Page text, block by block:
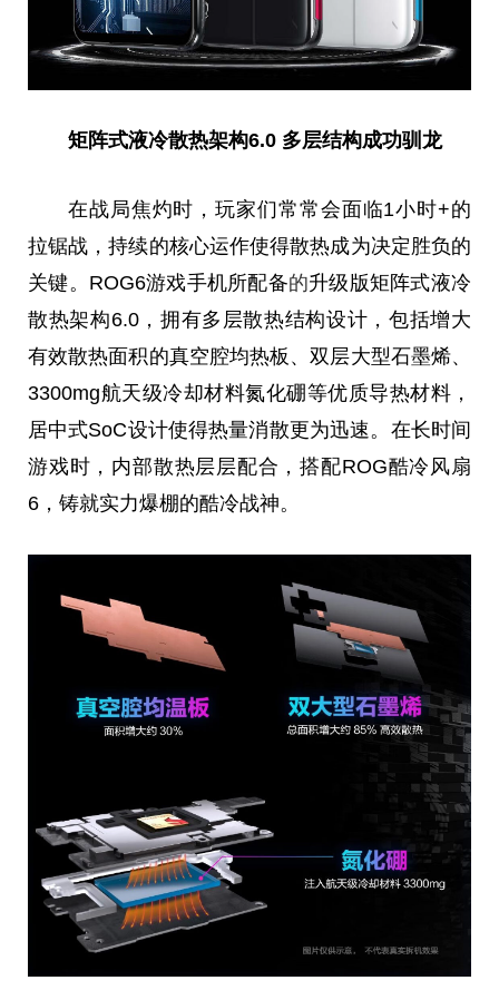
矩阵式液冷散热架构6.0 多层结构成功驯龙
在战局焦灼时，玩家们常常会面临1小时+的
拉锯战，持续的核心运作使得散热成为决定胜负的
关键。ROG6游戏手机所配备的升级版矩阵式液冷
散热架构6.0，拥有多层散热结构设计，包括增大
有效散热面积的真空腔均热板、双层大型石墨烯、
3300mg航天级冷却材料氮化硼等优质导热材料，
居中式SoC设计使得热量消散更为迅速。在长时间
游戏时，内部散热层层配合，搭配ROG酷冷风扇
6，铸就实力爆棚的酷冷战神。